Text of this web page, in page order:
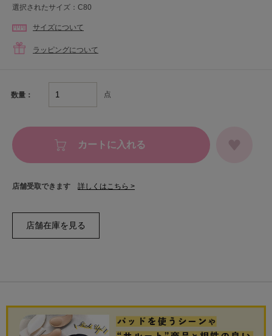
選択されたサイズ：C80
サイズについて
ラッピングについて
数量： 点
カートに入れる
店舗受取できます 詳しくはこちら >